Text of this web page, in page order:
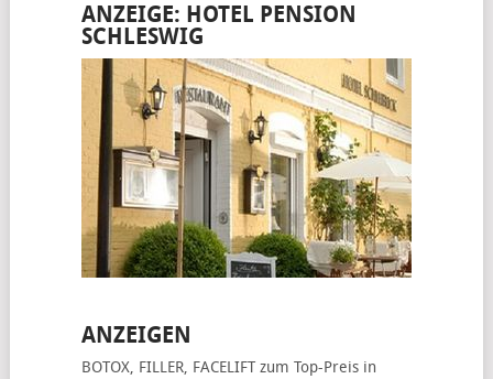
ANZEIGE: HOTEL PENSION
SCHLESWIG
ANZEIGEN
BOTOX, FILLER, FACELIFTzum Top-Preis in